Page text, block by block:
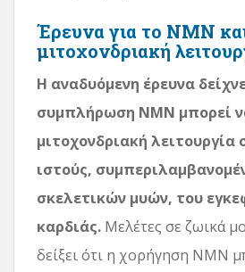
Έρευνα για το NMN
μιτοχονδριακή
Η αναδυόμενη έρευνα
συμπλήρωση NMN μπορεί
μιτοχονδριακή λειτουργία
ιστούς,
σκελετικών μυών, του
καρδιάς. Μελέτες σε ζωικά
δείξει ότι η χορήγηση NMN